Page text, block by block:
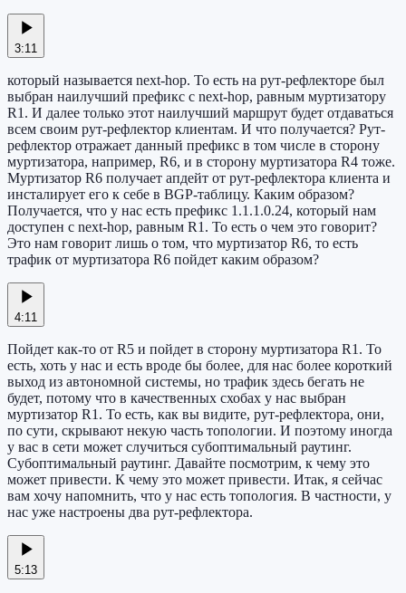
3:11
который называется next-hop. То есть на рут-рефлекторе был
выбран наилучший префикс с next-hop, равным муртизатору
R1. И далее только этот наилучший маршрут будет отдаваться
всем своим рут-рефлектор клиентам. И что получается? Рут-
рефлектор отражает данный префикс в том числе в сторону
муртизатора, например, R6, и в сторону муртизатора R4 тоже.
Муртизатор R6 получает апдейт от рут-рефлектора клиента и
инсталирует его к себе в BGP-таблицу. Каким образом?
Получается, что у нас есть префикс 1.1.1.0.24, который нам
доступен с next-hop, равным R1. То есть о чем это говорит?
Это нам говорит лишь о том, что муртизатор R6, то есть
трафик от муртизатора R6 пойдет каким образом?
4:11
Пойдет как-то от R5 и пойдет в сторону муртизатора R1. То
есть, хоть у нас и есть вроде бы более, для нас более короткий
выход из автономной системы, но трафик здесь бегать не
будет, потому что в качественных схобах у нас выбран
муртизатор R1. То есть, как вы видите, рут-рефлектора, они,
по сути, скрывают некую часть топологии. И поэтому иногда
у вас в сети может случиться субоптимальный раутинг.
Субоптимальный раутинг. Давайте посмотрим, к чему это
может привести. К чему это может привести. Итак, я сейчас
вам хочу напомнить, что у нас есть топология. В частности, у
нас уже настроены два рут-рефлектора.
5:13